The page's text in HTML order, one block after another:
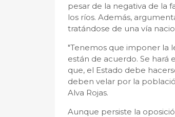
pesar de la negativa de la
los ríos. Además,
tratándose de una vía
"Tenemos que imponer la
están de acuerdo. Se hará
que, el Estado debe
deben velar por la
Alva Rojas.
Aunque persiste la